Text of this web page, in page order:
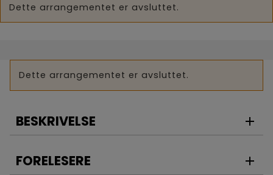
Dette arrangementet er avsluttet.
Dette arrangementet er avsluttet.
BESKRIVELSE
Prerequisites
FORELESERE